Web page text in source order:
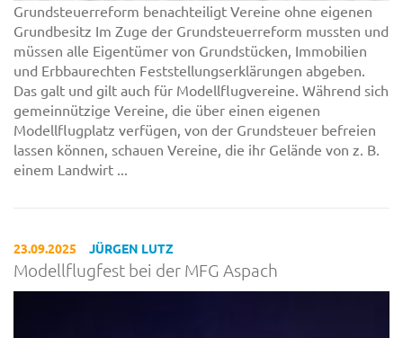
Grundsteuerreform benachteiligt Vereine ohne eigenen
Grundbesitz Im Zuge der Grundsteuerreform mussten und
müssen alle Eigentümer von Grundstücken, Immobilien
und Erbbaurechten Feststellungserklärungen abgeben.
Das galt und gilt auch für Modellflugvereine. Während sich
gemeinnützige Vereine, die über einen eigenen
Modellflugplatz verfügen, von der Grundsteuer befreien
lassen können, schauen Vereine, die ihr Gelände von z. B.
einem Landwirt ...
23.09.2025 JÜRGEN LUTZ
Modellflugfest bei der MFG Aspach